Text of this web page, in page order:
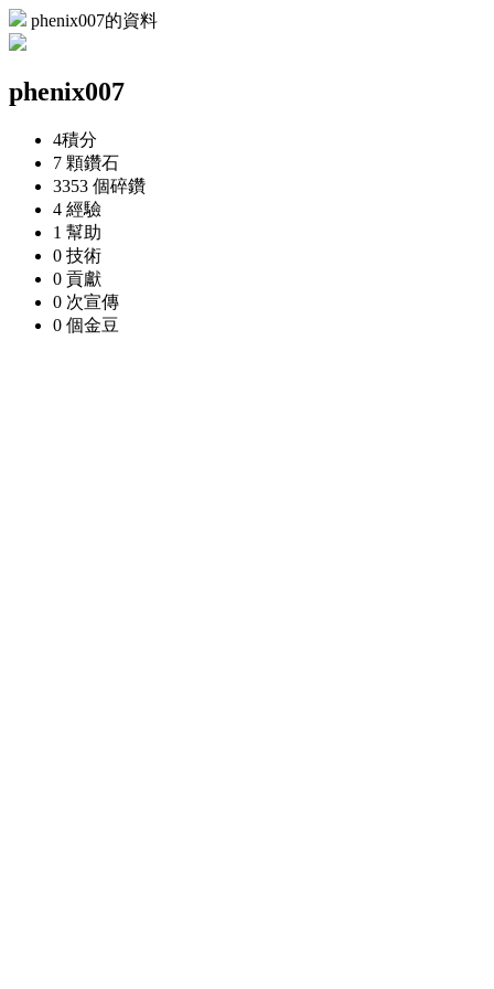
phenix007的資料
phenix007
4積分
7 顆鑽石
3353 個碎鑽
4 經驗
1 幫助
0 技術
0 貢獻
0 次宣傳
0 個金豆